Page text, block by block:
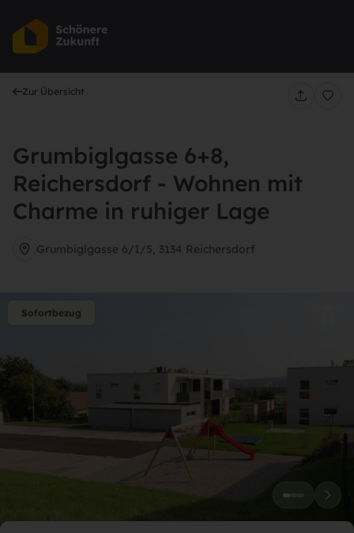
Zur Übersicht
Grumbiglgasse 6+8,
Reichersdorf - Wohnen mit
Charme in ruhiger Lage
Grumbiglgasse 6/1/5, 3134 Reichersdorf
Sofortbezug